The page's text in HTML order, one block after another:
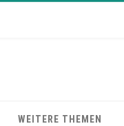
WEITERE THEMEN